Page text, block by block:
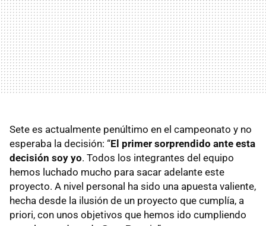
Sete es actualmente penúltimo en el campeonato y no
esperaba la decisión: “El primer sorprendido ante esta
decisión soy yo. Todos los integrantes del equipo
hemos luchado mucho para sacar adelante este
proyecto. A nivel personal ha sido una apuesta valiente,
hecha desde la ilusión de un proyecto que cumplía, a
priori, con unos objetivos que hemos ido cumpliendo